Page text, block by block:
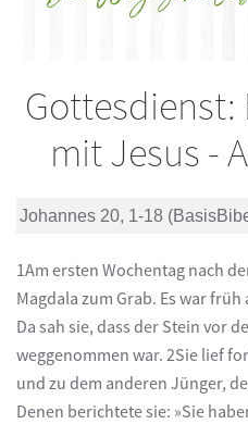
Gottesdienst:
mit Jesus -
Johannes 20, 1-18
1Am ersten Wochentag nach
Magdala zum Grab. Es war
Da sah sie, dass der Stein vor
weggenommen war. 2Sie lief
und zu dem anderen Jünger,
Denen berichtete sie: »Sie